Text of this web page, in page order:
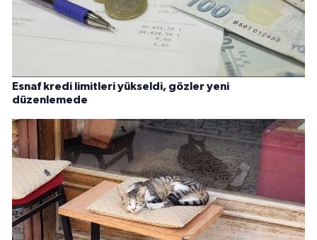
Esnaf kredi limitleri yükseldi, gözler yeni
düzenlemede